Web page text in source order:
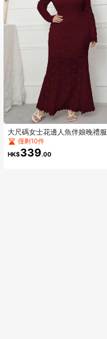
大尺碼女士花邊人魚伴娘晚禮服
僅剩10件
HK$339.00